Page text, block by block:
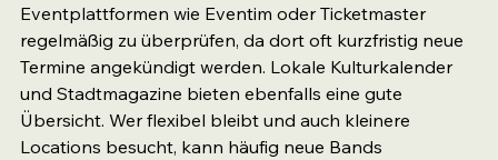
Eventplattformen wie Eventim oder Ticketmaster
regelmäßig zu überprüfen, da dort oft kurzfristig neue
Termine angekündigt werden. Lokale Kulturkalender
und Stadtmagazine bieten ebenfalls eine gute
Übersicht. Wer flexibel bleibt und auch kleinere
Locations besucht, kann häufig neue Bands